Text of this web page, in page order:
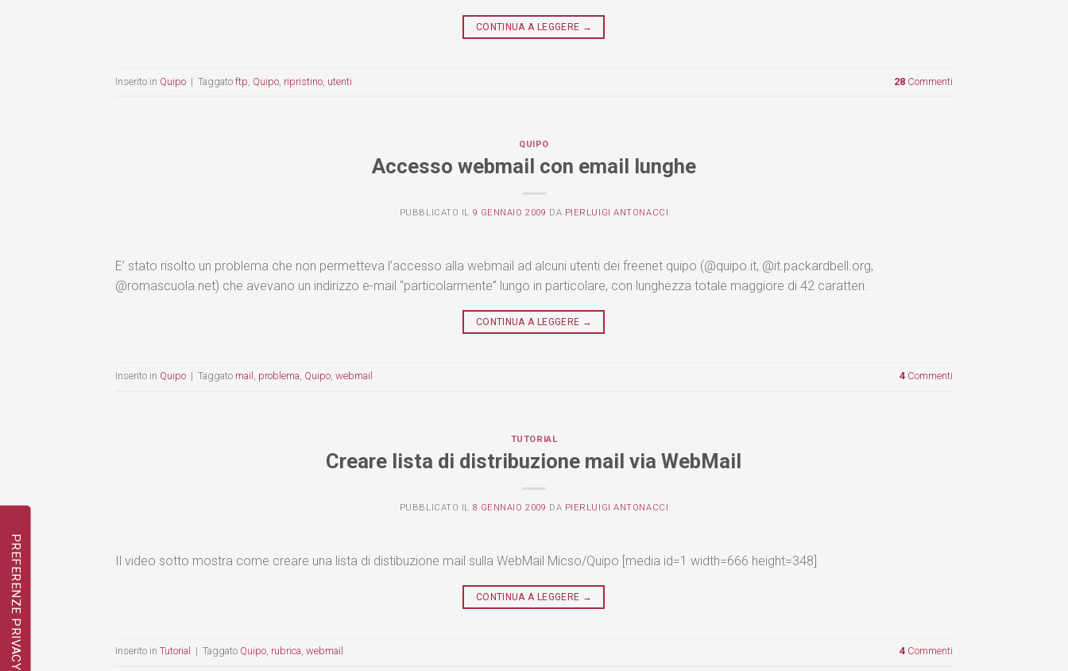
CONTINUA A LEGGERE →
Inserito in Quipo | Taggatoftp Quipo ripristino utenti 28Commenti
QUIPO
Accesso webmail con email lunghe
PUBBLICATO IL 9 GENNAIO 2009 DA PIERLUIGI ANTONACCI
E’ stato risolto un problema che non permetteva l’accesso alla webmail ad alcuni utenti dei freenet quipo (@quipo.it, @it.packardbell.org,
@romascuola.net) che avevano un indirizzo e-mail “particolarmente” lungo in particolare, con lunghezza totale maggiore di 42 caratteri.
CONTINUA A LEGGERE →
Inserito in Quipo | Taggato mail , problema, Quipo,webmail 4Commenti
TUTORIAL
Creare lista di distribuzione mail via WebMail
PUBBLICATO IL 8 GENNAIO 2009 DA PIERLUIGI ANTONACCI
Il video sotto mostra come creare una lista di distibuzione mail sulla WebMail Micso/Quipo [media id=1 width=666 height=348]
CONTINUA A LEGGERE →
Inserito inTutorial | Taggato Quipo rubrica ,webmail 4Commenti